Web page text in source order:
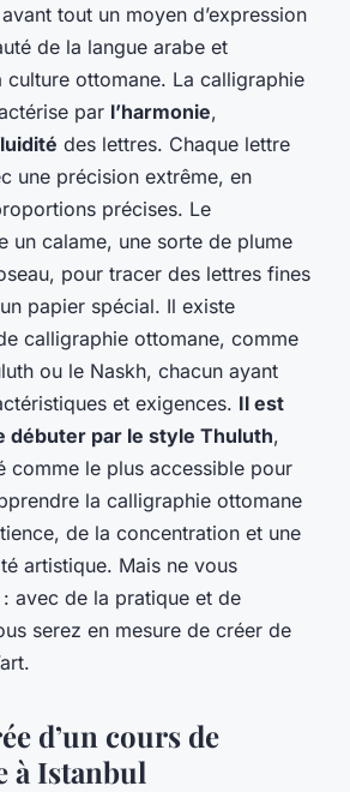
tout un moyen d’expression
de la langue arabe et
culture ottomane. La calligraphie
par l’harmonie,
des lettres. Chaque lettre
une précision extrême, en
précises. Le
un calame, une sorte de plume
pour tracer des lettres fines
papier spécial. Il existe
calligraphie ottomane, comme
ou le Naskh, chacun ayant
et exigences. Il est
débuter par le style Thuluth,
comme le plus accessible pour
la calligraphie ottomane
de la concentration et une
artistique. Mais ne vous
avec de la pratique et de
serez en mesure de créer de
d’un cours de
à Istanbul